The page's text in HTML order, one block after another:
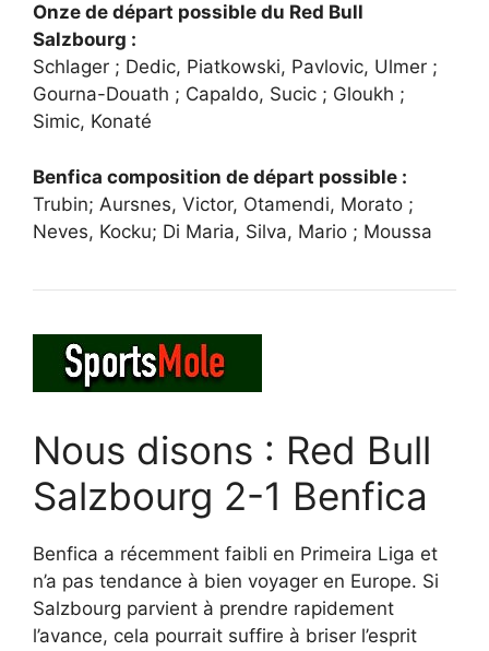
Onze de départ possible du Red Bull
Salzbourg :
Schlager ; Dedic, Piatkowski, Pavlovic, Ulmer ;
Gourna-Douath ; Capaldo, Sucic ; Gloukh ;
Simic, Konaté
Benfica composition de départ possible :
Trubin; Aursnes, Victor, Otamendi, Morato ;
Neves, Kocku; Di Maria, Silva, Mario ; Moussa
Nous disons : Red Bull
Salzbourg 2-1 Benfica
Benfica a récemment faibli en Primeira Liga et
n’a pas tendance à bien voyager en Europe. Si
Salzbourg parvient à prendre rapidement
l’avance, cela pourrait suffire à briser l’esprit